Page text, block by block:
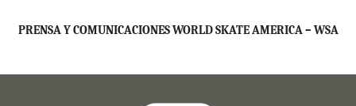
PRENSA Y COMUNICACIONES WORLD SKATE AMERICA – WSA